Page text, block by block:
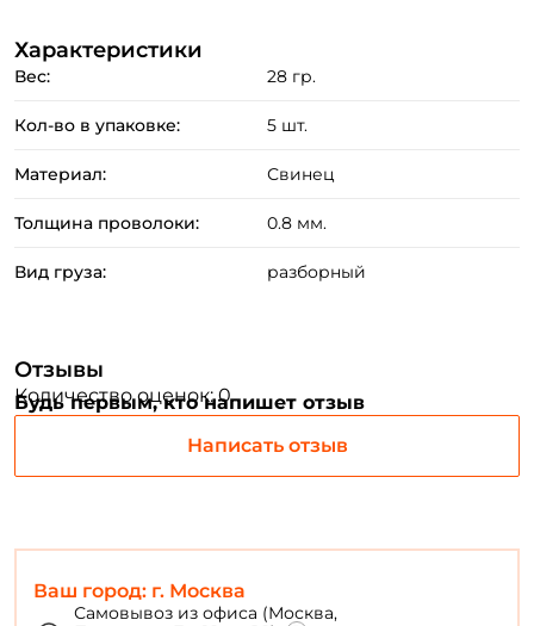
Ваш город: г. Москва
Самовывоз из офиса (Москва,
Характеристики
Вес: 28 гр.
Кол-во в упаковке: 5 шт.
Материал: Свинец
Толщина проволоки: 0.8 мм.
Вид груза: разборный
Отзывы
Количество оценок: 0
Будь первым, кто напишет отзыв
Написать отзыв
ФИО: *
Номер телефона: *
Повторите пароль: *
У меня уже есть аккаунт